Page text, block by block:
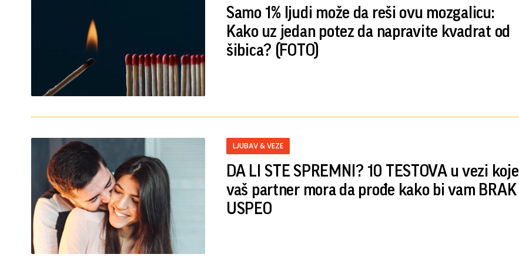
Samo 1% ljudi može da reši ovu mozgalicu:
Kako uz jedan potez da napravite kvadrat od
šibica? (FOTO)
LJUBAV & VEZE
DA LI STE SPREMNI? 10 TESTOVA u vezi koje
vaš partner mora da prođe kako bi vam BRAK
USPEO